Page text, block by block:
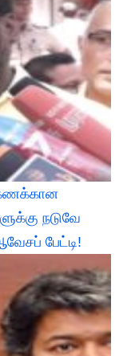
நடுவே
பேட்டி!